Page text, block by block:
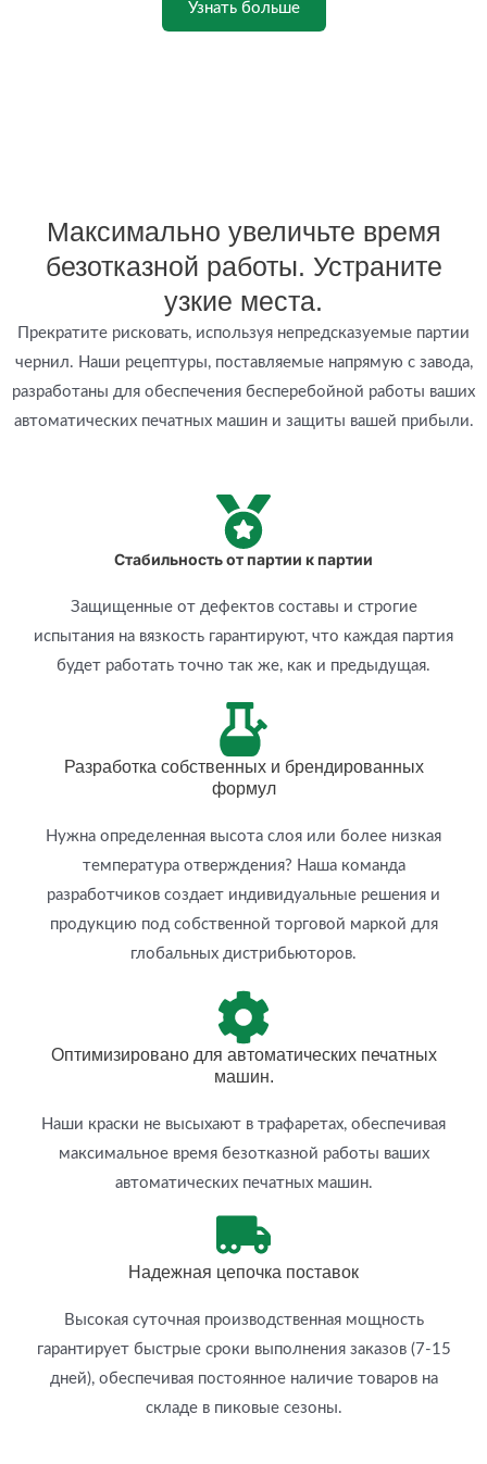
Узнать больше
Максимально увеличьте время
безотказной работы. Устраните
узкие места.
Прекратите рисковать, используя непредсказуемые партии
чернил. Наши рецептуры, поставляемые напрямую с завода,
разработаны для обеспечения бесперебойной работы ваших
автоматических печатных машин и защиты вашей прибыли.
Стабильность от партии к партии
Защищенные от дефектов составы и строгие
испытания на вязкость гарантируют, что каждая партия
будет работать точно так же, как и предыдущая.
Разработка собственных и брендированных
формул
Нужна определенная высота слоя или более низкая
температура отверждения? Наша команда
разработчиков создает индивидуальные решения и
продукцию под собственной торговой маркой для
глобальных дистрибьюторов.
Оптимизировано для автоматических печатных
машин.
Наши краски не высыхают в трафаретах, обеспечивая
максимальное время безотказной работы ваших
автоматических печатных машин.
Надежная цепочка поставок
Высокая суточная производственная мощность
гарантирует быстрые сроки выполнения заказов (7-15
дней), обеспечивая постоянное наличие товаров на
складе в пиковые сезоны.